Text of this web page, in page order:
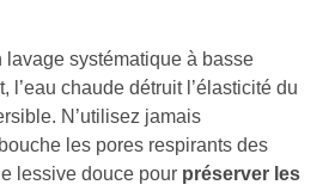
systématique à basse
l’eau chaude détruit l’élasticité du
N’utilisez jamais
les pores respirants des
lessive douce pour préserver les